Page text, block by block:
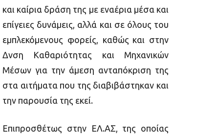
και καίρια δράση της με εναέρια μέσα και
επίγειες δυνάμεις, αλλά και σε όλους του
εμπλεκόμενους φορείς, καθώς και στην
Δνση Καθαριότητας και Μηχανικών
Μέσων για την άμεση ανταπόκριση της
στα αιτήματα που της διαβιβάστηκαν και
την παρουσία της εκεί.
Επιπροσθέτως στην ΕΛ.ΑΣ, της οποίας